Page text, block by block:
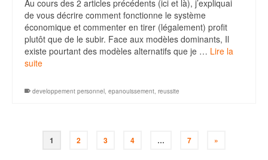
Au cours des 2 articles précédents (ici et là), j’expliquai
de vous décrire comment fonctionne le système
économique et commenter en tirer (légalement) profit
plutôt que de le subir. Face aux modèles dominants, Il
existe pourtant des modèles alternatifs que je … Lire la
suite
developpement personnel, epanouissement, reussite
1 2 3 4 … 7 »